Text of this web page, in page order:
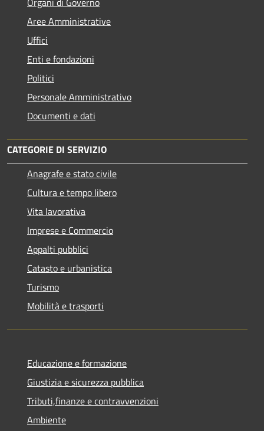
Aree Amministrative
Uffici
Enti e fondazioni
Politici
Personale Amministrativo
Documenti e dati
CATEGORIE DI SERVIZIO
Anagrafe e stato civile
Cultura e tempo libero
Vita lavorativa
Imprese e Commercio
Appalti pubblici
Catasto e urbanistica
Turismo
Mobilità e trasporti
Educazione e formazione
Giustizia e sicurezza pubblica
Tributi,finanze e contravvenzioni
Ambiente